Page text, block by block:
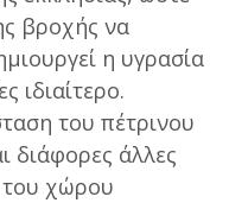
βροχής να
η υγρασία
ιδιαίτερο.
του πέτρινου
διάφορες άλλες
του χώρου